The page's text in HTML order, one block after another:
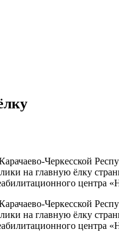
Черкесской
на главную ёлку
центра
Черкесской
на главную ёлку
центра